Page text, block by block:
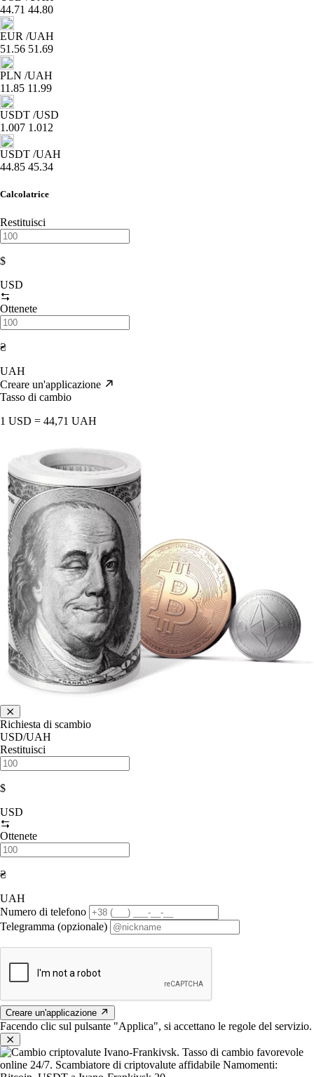
44.71 44.80
EUR /UAH
51.56 51.69
PLN /UAH
11.85 11.99
USDT /USD
1.007 1.012
USDT /UAH
44.85 45.34
Calcolatrice
Restituisci
$
USD
Ottenete
₴
UAH
Creare un'applicazione
Tasso di cambio
1 USD = 44,71 UAH
Richiesta di scambio
USD/UAH
Restituisci
$
USD
Ottenete
₴
UAH
Numero di telefono
Telegramma (opzionale)
Creare un'applicazione
Facendo clic sul pulsante "Applica", si accettano le regole del servizio.